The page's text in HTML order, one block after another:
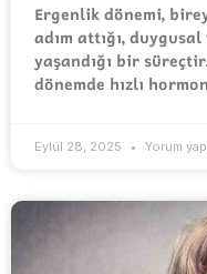
Ergenlik dönemi,
adım attığı,
yaşandığı bir
dönemde hızlı
Eylül 28, 2025 Yorum